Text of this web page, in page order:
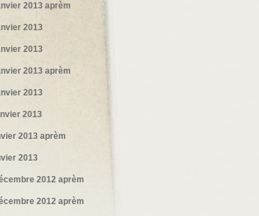
2013 aprèm
2013
2013
2013 aprèm
2013
2013
2013 aprèm
2013
2012 aprèm
2012 aprèm